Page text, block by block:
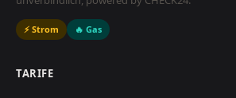
⚡ Strom 🔥 Gas
TARIFE